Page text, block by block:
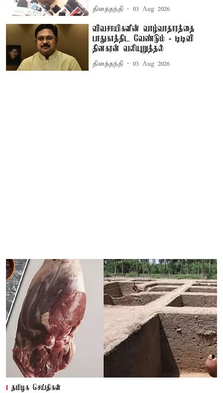
தினத்தந்தி 03 Aug 2026
விவசாயிகளின் வாழ்வாதாரத்தை
பாதுகாத்திட வேண்டும் - டிடிவி
தினகரன் வலியுறுத்தல்
தினத்தந்தி 03 Aug 2026
தமிழக செய்திகள்